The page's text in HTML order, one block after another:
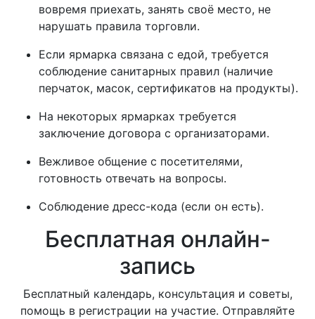
вовремя приехать, занять своё место, не
нарушать правила торговли.
Если ярмарка связана с едой, требуется
соблюдение санитарных правил (наличие
перчаток, масок, сертификатов на продукты).
На некоторых ярмарках требуется
заключение договора с организаторами.
Вежливое общение с посетителями,
готовность отвечать на вопросы.
Соблюдение дресс-кода (если он есть).
Бесплатная онлайн-
запись
Бесплатный календарь, консультация и советы,
помощь в регистрации на участие. Отправляйте